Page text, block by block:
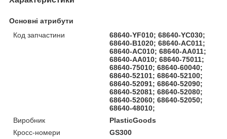
Основні атрибути
Код запчастини
68640-YF010; 68640-YC030;
68640-B1020; 68640-AC011;
68640-AC010; 68640-AA011;
68640-AA010; 68640-75011;
68640-75010; 68640-60040;
68640-52101; 68640-52100;
68640-52091; 68640-52090;
68640-52081; 68640-52080;
68640-52060; 68640-52050;
68640-48010;
Виробник
PlasticGoods
Кросс-номери
GS300